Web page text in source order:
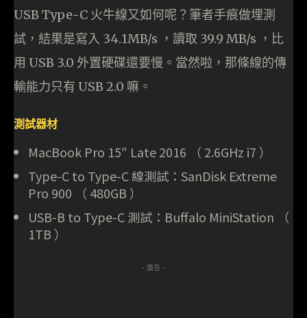
USB Type-C 火牛線又如何呢？筆者手痕做埋測
試，結果是寫入 34.1MB/s ，讀取 39.9 MB/s ，比
用 USB 3.0 外置硬碟還要慢。當然啦，那條線的傳
輸能力只有 USB 2.0 嘛。
測試器材
MacBook Pro 15″ Late 2016 （ 2.6GHz i7 ）
Type-C to Type-C 線測試：SanDisk Extreme
Pro 900 （ 480GB ）
USB-B to Type-C 測試：Buffalo MiniStation （
1TB ）
- 廣告 -